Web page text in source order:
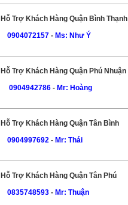
Hỗ Trợ Khách Hàng Quận Bình Thạnh
0904072157- Ms: Như Ý
Hỗ Trợ Khách Hàng Quận Phú Nhuận
0904942786- Mr: Hoàng
Hỗ Trợ Khách Hàng Quận Tân Bình
0904997692- Mr: Thái
Hỗ Trợ Khách Hàng Quận Tân Phú
0835748593- Mr: Thuận